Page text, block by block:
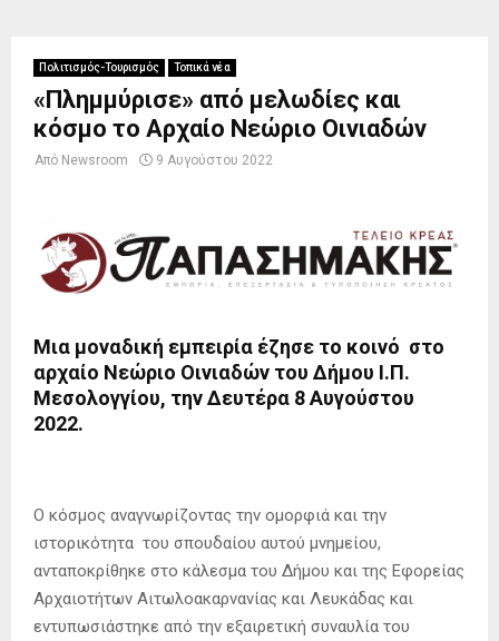
Πολιτισμός-Τουρισμός Τοπικά νέα
«Πλημμύρισε» από μελωδίες και
κόσμο το Αρχαίο Νεώριο Οινιαδών
Από Newsroom 9 Αυγούστου 2022
Μια μοναδική εμπειρία έζησε το κοινό στο
αρχαίο Νεώριο Οινιαδών του Δήμου Ι.Π.
Μεσολογγίου, την Δευτέρα 8 Αυγούστου
2022.
Ο κόσμος αναγνωρίζοντας την ομορφιά και την
ιστορικότητα του σπουδαίου αυτού μνημείου,
ανταποκρίθηκε στο κάλεσμα του Δήμου και της Εφορείας
Αρχαιοτήτων Αιτωλοακαρνανίας και Λευκάδας και
εντυπωσιάστηκε από την εξαιρετική συναυλία του